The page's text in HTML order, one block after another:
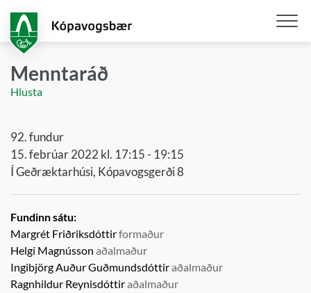
aðalefni
Menntaráð
Hlusta
92. fundur
15. febrúar 2022 kl. 17:15 - 19:15
Í Geðræktarhúsi, Kópavogsgerði 8
Fundinn sátu:
Margrét Friðriksdóttirformaður
Helgi Magnússon aðalmaður
Ingibjörg Auður Guðmundsdóttiraðalmaður
Ragnhildur Reynisdóttiraðalmaður
Opna